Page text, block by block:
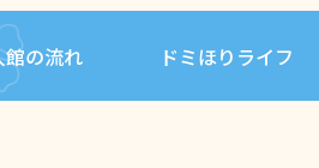
の流れ ドミほりライフ